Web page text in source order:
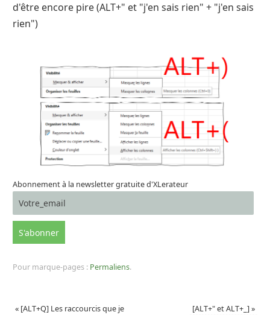
d'être encore pire (ALT+" et "j'en sais rien" + "j'en sais
rien")
Abonnement à la newsletter gratuite d'XLerateur
Pour marque-pages : Permaliens.
« [ALT+Q] Les raccourcis que je
[ALT+" et ALT+_]»